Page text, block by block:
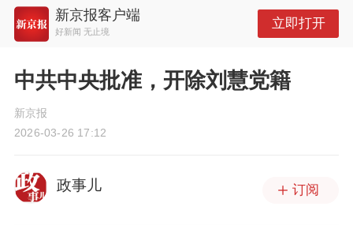
新京报客户端
好新闻 无止境
立即打开
中共中央批准，开除刘慧党籍
新京报
2026-03-26 17:12
政事儿 订阅